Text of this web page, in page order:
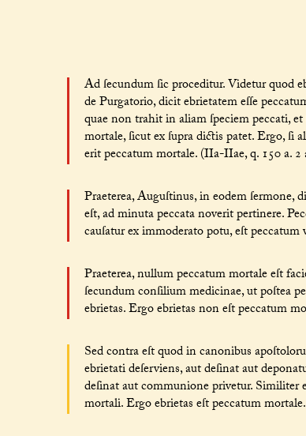
Ad ſecundum ſic proceditur. Videtur quod
de Purgatorio, dicit ebrietatem eſſe
quae non trahit in aliam ſpeciem peccati,
mortale, ſicut ex ſupra dictis patet. Ergo,
erit peccatum mortale. (IIa-IIae, q. 150 a. 2
Praeterea, Auguſtinus, in eodem ſermone,
eſt, ad minuta peccata noverit pertinere.
cauſatur ex immoderato potu, eſt
Praeterea, nullum peccatum mortale eſt
ſecundum conſilium medicinae, ut poſtea
ebrietas. Ergo ebrietas non eſt peccatum
Sed contra eſt quod in canonibus
ebrietati deſerviens, aut deſinat aut
deſinat aut communione privetur.
mortali. Ergo ebrietas eſt peccatum